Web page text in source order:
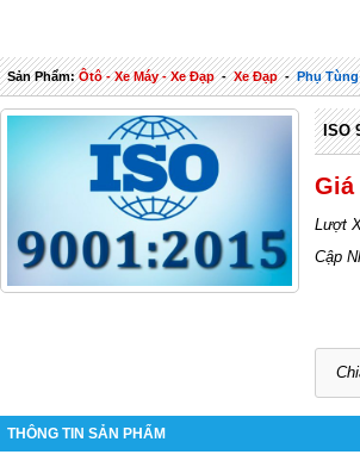
Sản Phẩm:Ôtô - Xe Máy - Xe Đạp-Xe Đạp-Phụ
ISO
Giá
Lượt
Cập
THÔNG TIN SẢN PHẨM